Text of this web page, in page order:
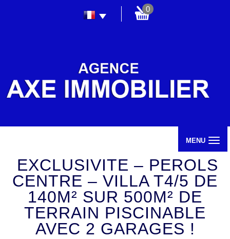
0
MENU
EXCLUSIVITE – PEROLS
CENTRE – VILLA T4/5 DE
140M² SUR 500M² DE
TERRAIN PISCINABLE
AVEC 2 GARAGES !